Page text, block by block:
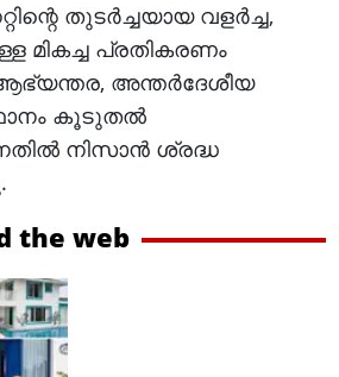
തുടര്‍ച്ചയായ വളർച്ച,
മികച്ച പ്രതികരണം
അന്തര്‍ദേശീയ
കൂടുതല്‍
നിസാന്‍ ശ്രദ്ധ
the web